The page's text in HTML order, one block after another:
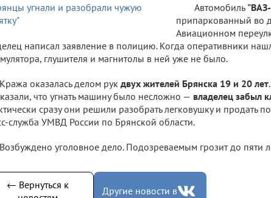
Автомобиль
припаркованный во
Авиационном
написал заявление в полицию. Когда оперативники
глушителя и магнитолы в ней уже не было.
Кража оказалась делом рук двух жителей Брянска 19 и 20 лет
что угнать машину было несложно — владелец забыл
сразу они решили разобрать легковушку и продать
служба УМВД России по Брянской области.
Возбуждено уголовное дело. Подозреваемым грозит до пяти
← Вернуться к
Другие новости в